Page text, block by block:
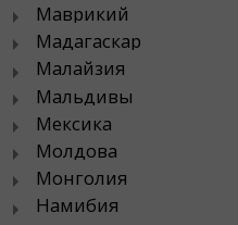
Маврикий
Мадагаскар
Малайзия
Мальдивы
Мексика
Молдова
Монголия
Намибия